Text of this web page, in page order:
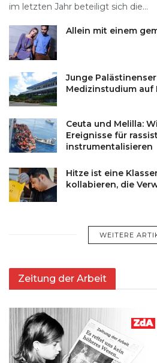
im letzten Jahr beteiligt sich die...
Allein mit einem
Junge
Medizinstudium auf
Ceuta und Melilla:
Ereignisse für
instrumentalisieren
Hitze ist eine
kollabieren, die
WEITERE
Zeitung der Arbeit